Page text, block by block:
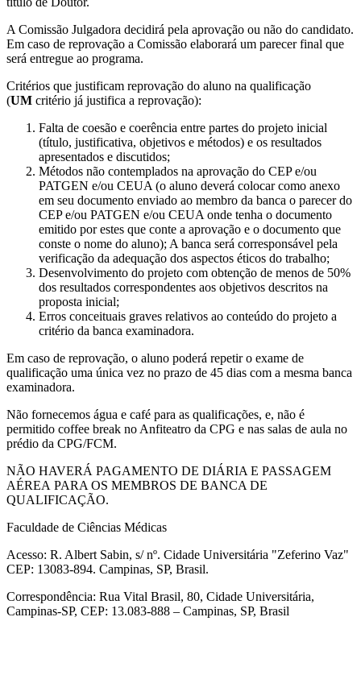
A Comissão Julgadora decidirá pela aprovação ou não do candidato.
Em caso de reprovação a Comissão elaborará um parecer final que
será entregue ao programa.
Critérios que justificam reprovação do aluno na qualificação
(UM critério já justifica a reprovação):
Falta de coesão e coerência entre partes do projeto inicial
(título, justificativa, objetivos e métodos) e os resultados
apresentados e discutidos;
Métodos não contemplados na aprovação do CEP e/ou
PATGEN e/ou CEUA (o aluno deverá colocar como anexo
em seu documento enviado ao membro da banca o parecer do
CEP e/ou PATGEN e/ou CEUA onde tenha o documento
emitido por estes que conte a aprovação e o documento que
conste o nome do aluno); A banca será corresponsável pela
verificação da adequação dos aspectos éticos do trabalho;
Desenvolvimento do projeto com obtenção de menos de 50%
dos resultados correspondentes aos objetivos descritos na
proposta inicial;
Erros conceituais graves relativos ao conteúdo do projeto a
critério da banca examinadora.
Em caso de reprovação, o aluno poderá repetir o exame de
qualificação uma única vez no prazo de 45 dias com a mesma banca
examinadora.
Não fornecemos água e café para as qualificações, e, não é
permitido coffee break no Anfiteatro da CPG e nas salas de aula no
prédio da CPG/FCM.
NÃO HAVERÁ PAGAMENTO DE DIÁRIA E PASSAGEM
AÉREA PARA OS MEMBROS DE BANCA DE
QUALIFICAÇÃO.
Faculdade de Ciências Médicas
Acesso: R. Albert Sabin, s/ nº. Cidade Universitária "Zeferino Vaz"
CEP: 13083-894. Campinas, SP, Brasil.
Correspondência: Rua Vital Brasil, 80, Cidade Universitária,
Campinas-SP, CEP: 13.083-888 – Campinas, SP, Brasil